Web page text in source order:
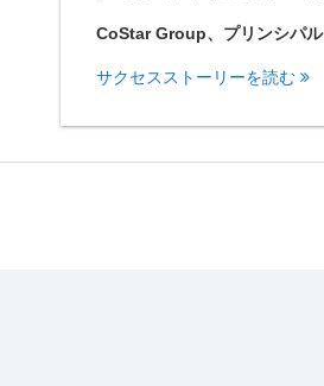
CoStar Group、プリンシパ
サクセスストーリーを読む